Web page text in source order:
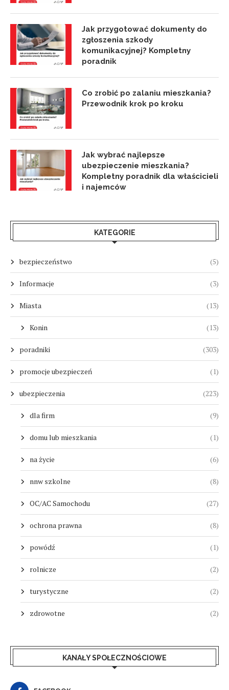
Jak przygotować dokumenty do
zgłoszenia szkody
komunikacyjnej? Kompletny
poradnik
Co zrobić po zalaniu mieszkania?
Przewodnik krok po kroku
Jak wybrać najlepsze
ubezpieczenie mieszkania?
Kompletny poradnik dla właścicieli
i najemców
KATEGORIE
bezpieczeństwo (5)
Informacje (3)
Miasta (13)
Konin (13)
poradniki (303)
promocje ubezpieczeń (1)
ubezpieczenia (223)
dla firm (9)
domu lub mieszkania (1)
na życie (6)
nnw szkolne (8)
OC/AC Samochodu (27)
ochrona prawna (8)
powódź (1)
rolnicze (2)
turystyczne (2)
zdrowotne (2)
KANAŁY SPOŁECZNOŚCIOWE